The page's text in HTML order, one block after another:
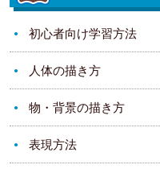
初心者向け学習方法
人体の描き方
物・背景の描き方
表現方法